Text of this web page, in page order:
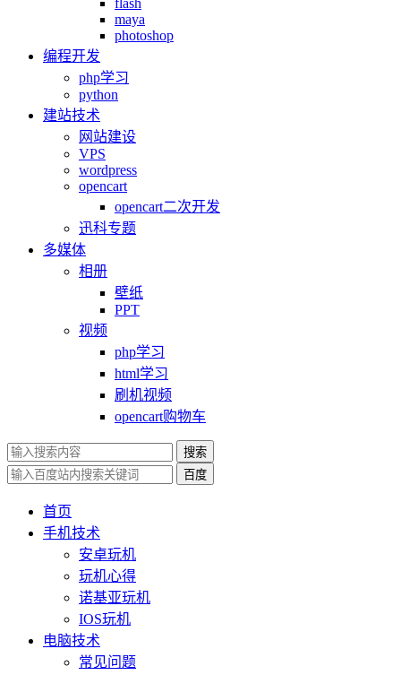
flash
maya
photoshop
编程开发
php学习
python
建站技术
网站建设
VPS
wordpress
opencart
opencart二次开发
迅科专题
多媒体
相册
壁纸
PPT
视频
php学习
html学习
刷机视频
opencart购物车
搜索
百度
首页
手机技术
安卓玩机
玩机心得
诺基亚玩机
IOS玩机
电脑技术
常见问题